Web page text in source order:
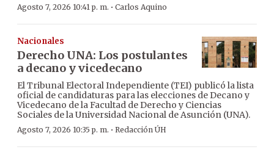
Agosto 7, 2026 10:41 p. m. · Carlos Aquino
Nacionales
Derecho UNA: Los postulantes
a decano y vicedecano
El Tribunal Electoral Independiente (TEI) publicó la lista
oficial de candidaturas para las elecciones de Decano y
Vicedecano de la Facultad de Derecho y Ciencias
Sociales de la Universidad Nacional de Asunción (UNA).
Agosto 7, 2026 10:35 p. m. · Redacción ÚH